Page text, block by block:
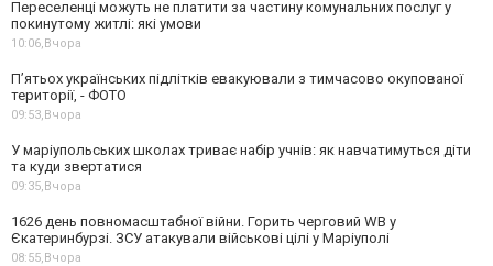
Переселенці можуть не платити за частину комунальних послуг у
покинутому житлі: які умови
10:06,Вчора
П’ятьох українських підлітків евакуювали з тимчасово окупованої
території, - ФОТО
09:53,Вчора
У маріупольських школах триває набір учнів: як навчатимуться діти
та куди звертатися
09:35,Вчора
1626 день повномасштабної війни. Горить черговий WB у
Єкатеринбурзі. ЗСУ атакували військові цілі у Маріуполі
08:55,Вчора